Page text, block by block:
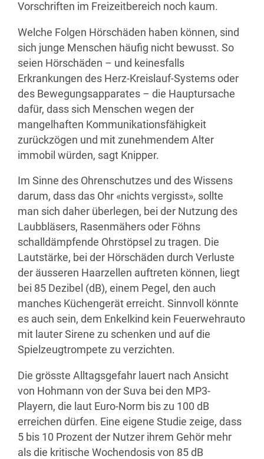
Vorschriften im Freizeitbereich noch kaum.
Welche Folgen Hörschäden haben können, sind
sich junge Menschen häufig nicht bewusst. So
seien Hörschäden – und keinesfalls
Erkrankungen des Herz-Kreislauf-Systems oder
des Bewegungsapparates – die Hauptursache
dafür, dass sich Menschen wegen der
mangelhaften Kommunikationsfähigkeit
zurückzögen und mit zunehmendem Alter
immobil würden, sagt Knipper.
Im Sinne des Ohrenschutzes und des Wissens
darum, dass das Ohr «nichts vergisst», sollte
man sich daher überlegen, bei der Nutzung des
Laubbläsers, Rasenmähers oder Föhns
schalldämpfende Ohrstöpsel zu tragen. Die
Lautstärke, bei der Hörschäden durch Verluste
der äusseren Haarzellen auftreten können, liegt
bei 85 Dezibel (dB), einem Pegel, den auch
manches Küchengerät erreicht. Sinnvoll könnte
es auch sein, dem Enkelkind kein Feuerwehrauto
mit lauter Sirene zu schenken und auf die
Spielzeugtrompete zu verzichten.
Die grösste Alltagsgefahr lauert nach Ansicht
von Hohmann von der Suva bei den MP3-
Playern, die laut Euro-Norm bis zu 100 dB
erreichen dürfen. Eine eigene Studie zeige, dass
5 bis 10 Prozent der Nutzer ihrem Gehör mehr
als die kritische Wochendosis von 85 dB